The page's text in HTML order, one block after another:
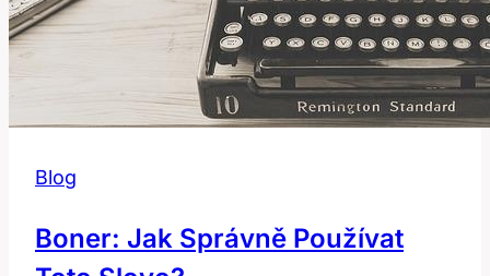
Blog
Boner: Jak Správně Používat